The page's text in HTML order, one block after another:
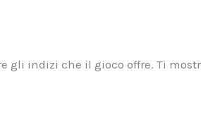
indizi che il gioco offre. Ti